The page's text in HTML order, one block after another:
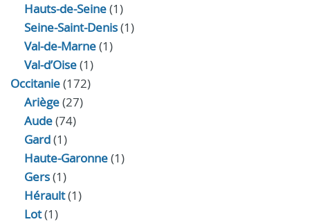
Hauts-de-Seine(1)
Seine-Saint-Denis(1)
Val-de-Marne(1)
Val-d’Oise(1)
Occitanie(172)
Ariège(27)
Aude(74)
Gard(1)
Haute-Garonne(1)
Gers(1)
Hérault(1)
Lot(1)